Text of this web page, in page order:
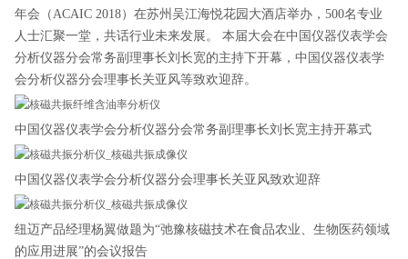
年会（ACAIC 2018）在苏州吴江海悦花园大酒店举办，500名专业
人士汇聚一堂，共话行业未来发展。 本届大会在中国仪器仪表学会
分析仪器分会常务副理事长刘长宽的主持下开幕，中国仪器仪表学
会分析仪器分会理事长关亚风等致欢迎辞。
中国仪器仪表学会分析仪器分会常务副理事长刘长宽主持开幕式
中国仪器仪表学会分析仪器分会理事长关亚风致欢迎辞
纽迈产品经理杨翼做题为“弛豫核磁技术在食品农业、生物医药领域
的应用进展”的会议报告